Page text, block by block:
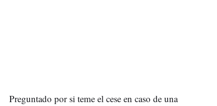
Preguntado por si teme el cese en caso de una